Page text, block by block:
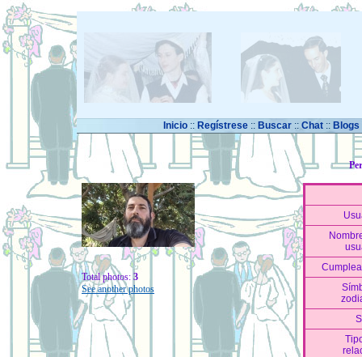
Inicio :: Regístrese:: Buscar :: Chat :: Blogs
Total photos: 3
See another photos